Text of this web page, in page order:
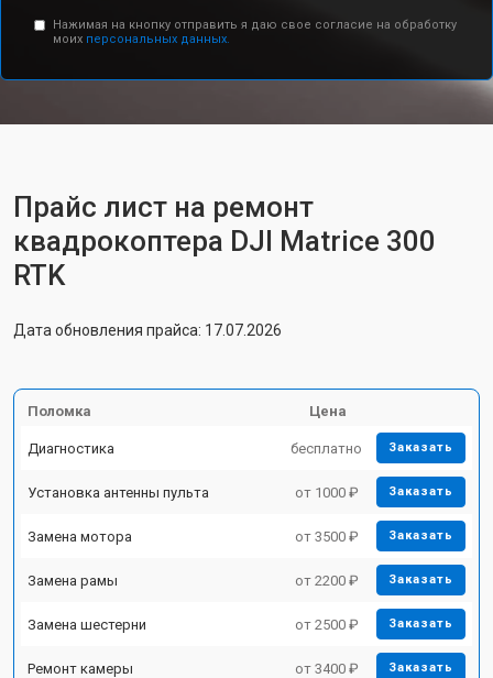
Нажимая на кнопку отправить я даю свое согласие на обработку
моих персональных данных.
Прайс лист на ремонт
квадрокоптера DJI Matrice 300
RTK
Дата обновления прайса: 17.07.2026
Поломка Цена
Диагностика бесплатно Заказать
Установка антенны пульта от 1000 ₽ Заказать
Замена мотора от 3500 ₽ Заказать
Замена рамы от 2200 ₽ Заказать
Замена шестерни от 2500 ₽ Заказать
Ремонт камеры от 3400 ₽ Заказать